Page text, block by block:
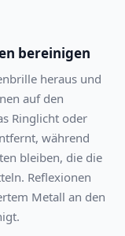
bereinigen
heraus und
auf den
Ringlicht oder
während
bleiben, die die
Reflexionen
Metall an den